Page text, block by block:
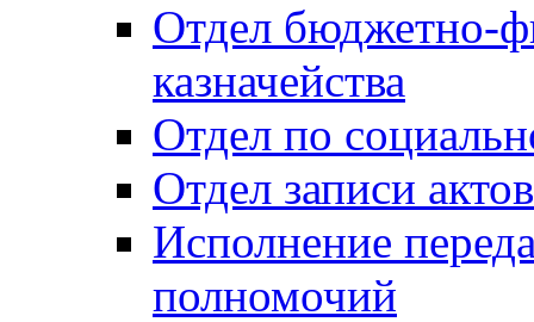
Отдел бюджетно-
казначейства
Отдел по
Отдел записи
Исполнение
полномочий